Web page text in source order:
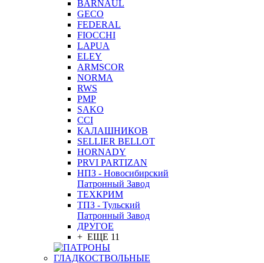
BARNAUL
GEСO
FEDERAL
FIOCCHI
LAPUA
ELEY
ARMSCOR
NORMA
RWS
PMP
SAKO
CCI
КАЛАШНИКОВ
SELLIER BELLOT
HORNADY
PRVI PARTIZAN
НПЗ - Новосибирский
Патронный Завод
ТЕХКРИМ
ТПЗ - Тульский
Патронный Завод
ДРУГОЕ
+ ЕЩЕ 11